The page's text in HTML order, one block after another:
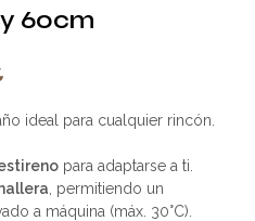
60cm
ideal para cualquier rincón.
para adaptarse a ti.
, permitiendo un
a máquina (máx. 30°C).